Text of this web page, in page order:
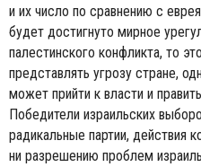
и их число по сравнению с
будет достигнуто мирное
палестинского конфликта, то
представлять угрозу стране,
может прийти к власти и
Победители израильских
радикальные партии, действия
ни разрешению проблем